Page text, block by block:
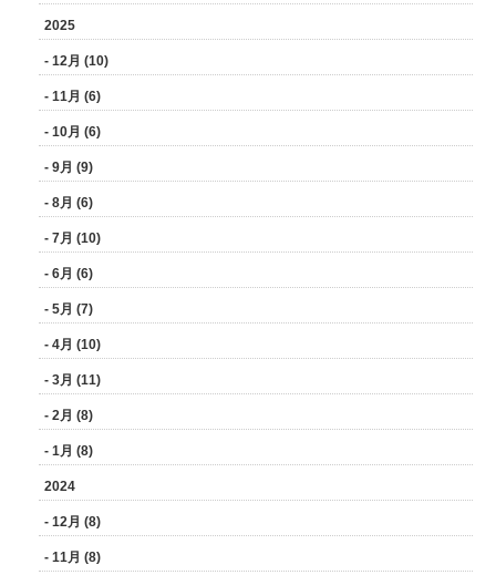
2025
- 12月 (10)
- 11月 (6)
- 10月 (6)
- 9月 (9)
- 8月 (6)
- 7月 (10)
- 6月 (6)
- 5月 (7)
- 4月 (10)
- 3月 (11)
- 2月 (8)
- 1月 (8)
2024
- 12月 (8)
- 11月 (8)